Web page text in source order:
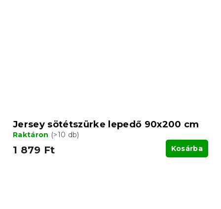
Jersey sötétszürke lepedő 90x200 cm
Raktáron (>10 db)
1 879 Ft Kosárba